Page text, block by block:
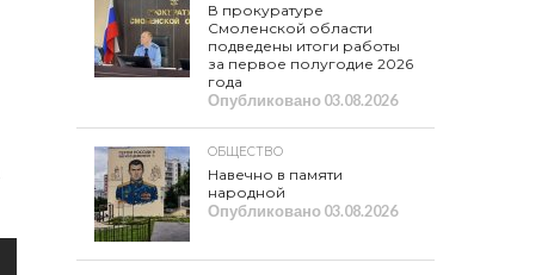
В прокуратуре
Смоленской области
подведены итоги работы
за первое полугодие 2026
года
Опубликовано03.08.2026
ОБЩЕСТВО
Навечно в памяти
народной
Опубликовано03.08.2026